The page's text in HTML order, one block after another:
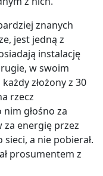
znanych
jest jedną z
instalację
w swoim
złożony z 30
rzecz
głośno za
energię przez
sieci, a nie pobierał.
prosumentem z